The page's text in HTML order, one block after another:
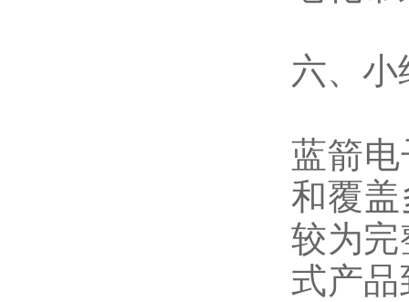
六、小
蓝箭
和覆
较为完
式产